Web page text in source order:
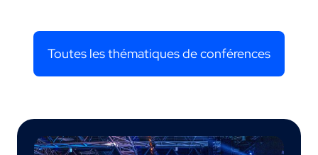
Toutes les thématiques de conférences